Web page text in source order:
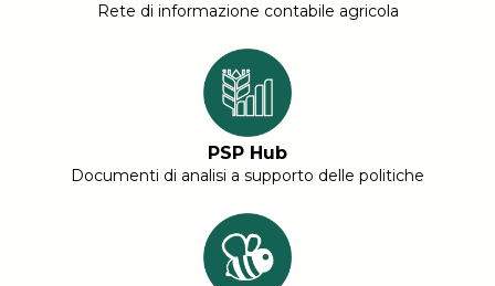
Rete di informazione contabile agricola
PSP Hub
Documenti di analisi a supporto delle politiche